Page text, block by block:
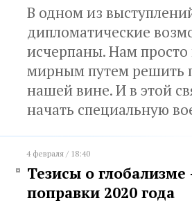
В одном из
дипломатические
исчерпаны. Нам просто
мирным путем решить
нашей вине. И в этой
начать специальную
4 февраля / 18:40
Тезисы о глобализме
поправки 2020 года